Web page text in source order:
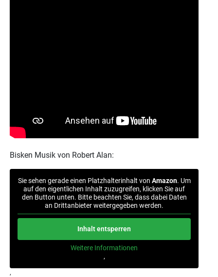
Bisken Musik von Robert Alan:
Sie sehen gerade einen Platzhalterinhalt von Amazon. Um
auf den eigentlichen Inhalt zuzugreifen, klicken Sie auf
den Button unten. Bitte beachten Sie, dass dabei Daten
an Drittanbieter weitergegeben werden.
Inhalt entsperren
Weitere Informationen
‚
‚